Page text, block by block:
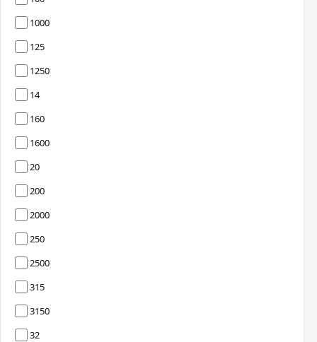
1000
125
1250
14
160
1600
20
200
2000
250
2500
315
3150
32